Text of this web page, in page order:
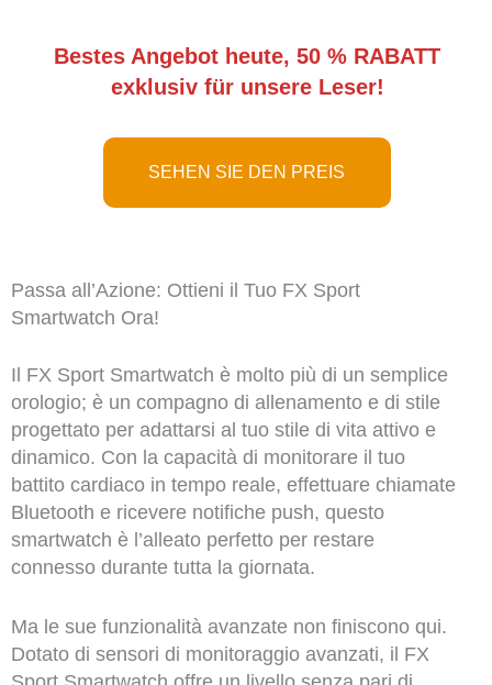
Bestes Angebot heute, 50 % RABATT
exklusiv für unsere Leser!
SEHEN SIE DEN PREIS
Passa all’Azione: Ottieni il Tuo FX Sport
Smartwatch Ora!
Il FX Sport Smartwatch è molto più di un semplice
orologio; è un compagno di allenamento e di stile
progettato per adattarsi al tuo stile di vita attivo e
dinamico. Con la capacità di monitorare il tuo
battito cardiaco in tempo reale, effettuare chiamate
Bluetooth e ricevere notifiche push, questo
smartwatch è l’alleato perfetto per restare
connesso durante tutta la giornata.
Ma le sue funzionalità avanzate non finiscono qui.
Dotato di sensori di monitoraggio avanzati, il FX